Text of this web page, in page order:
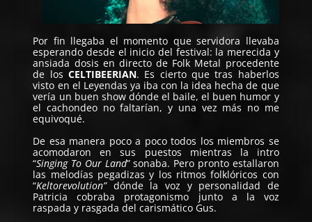
Por fin llegaba el momento que servidora llevaba
esperando desde el inicio del festival: la merecida y
ansiada dosis en directo de Folk Metal procedente
de losCELTIBEERIAN. Es cierto que tras haberlos
visto en el Leyendas ya iba con la idea hecha de que
vería un buen show dónde el baile, el buen humor y
el cachondeo no faltarían, y una vez más no me
equivoqué.
De esa manera poco a poco todos los miembros se
acomodaron en sus puestos mientras la intro
“Singing To Our Land” sonaba. Pero pronto estallaron
las melodías pegadizas y los ritmos folklóricos con
“Keltorevolution”dónde la voz y personalidad de
Patricia cobraba protagonismo junto a la voz
raspada y rasgada del carismático Gus.